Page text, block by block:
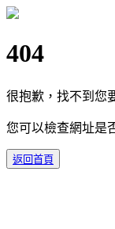
404
很抱歉，找不到您
您可以檢查網址是
返回首頁